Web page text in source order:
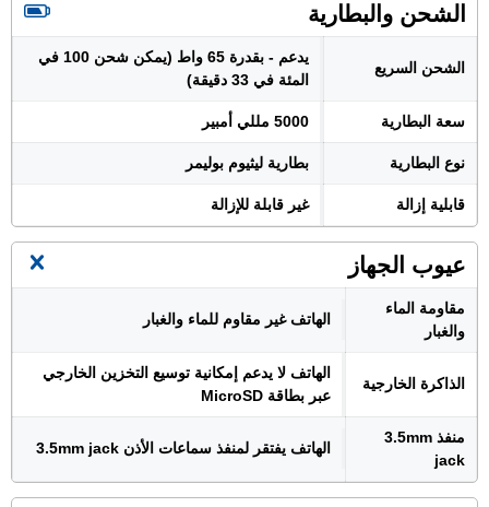
الشحن والبطارية
الشحن السريع
يدعم - بقدرة 65 واط (يمكن شحن 100 في
المئة في 33 دقيقة)
سعة البطارية 5000 مللي أمبير
نوع البطارية بطارية ليثيوم بوليمر
قابلية إزالة غير قابلة للإزالة
عيوب الجهاز
مقاومة الماء
والغبار
الهاتف غير مقاوم للماء والغبار
الذاكرة الخارجية
الهاتف لا يدعم إمكانية توسيع التخزين الخارجي
عبر بطاقة MicroSD
منفذ 3.5mm
jack
الهاتف يفتقر لمنفذ سماعات الأذن 3.5mm jack